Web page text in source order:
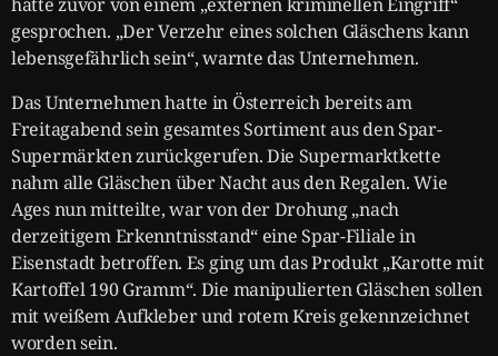
gesprochen. „Der Verzehr eines solchen Gläschens kann
lebensgefährlich sein“, warnte das Unternehmen.
Das Unternehmen hatte in Österreich bereits am
Freitagabend sein gesamtes Sortiment aus den Spar-
Supermärkten zurückgerufen. Die Supermarktkette
nahm alle Gläschen über Nacht aus den Regalen. Wie
Ages nun mitteilte, war von der Drohung „nach
derzeitigem Erkenntnisstand“ eine Spar-Filiale in
Eisenstadt betroffen. Es ging um das Produkt „Karotte mit
Kartoffel 190 Gramm“. Die manipulierten Gläschen sollen
mit weißem Aufkleber und rotem Kreis gekennzeichnet
worden sein.